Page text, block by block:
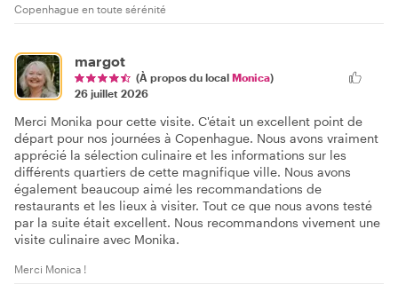
Copenhague en toute sérénité
margot
(À propos du local Monica)
26 juillet 2026
Merci Monika pour cette visite. C'était un excellent point de
départ pour nos journées à Copenhague. Nous avons vraiment
apprécié la sélection culinaire et les informations sur les
différents quartiers de cette magnifique ville. Nous avons
également beaucoup aimé les recommandations de
restaurants et les lieux à visiter. Tout ce que nous avons testé
par la suite était excellent. Nous recommandons vivement une
visite culinaire avec Monika.
Merci Monica !